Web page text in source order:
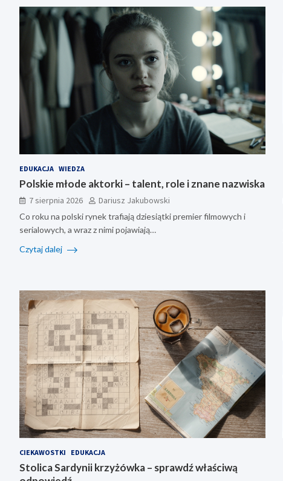
EDUKACJA WIEDZA
Polskie młode aktorki – talent, role i znane nazwiska
7 sierpnia 2026 Dariusz Jakubowski
Co roku na polski rynek trafiają dziesiątki premier filmowych i
serialowych, a wraz z nimi pojawiają…
Czytaj dalej
CIEKAWOSTKI EDUKACJA
Stolica Sardynii krzyżówka – sprawdź właściwą